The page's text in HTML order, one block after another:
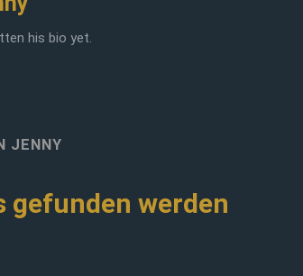
his bio yet.
JENNY
gefunden werden